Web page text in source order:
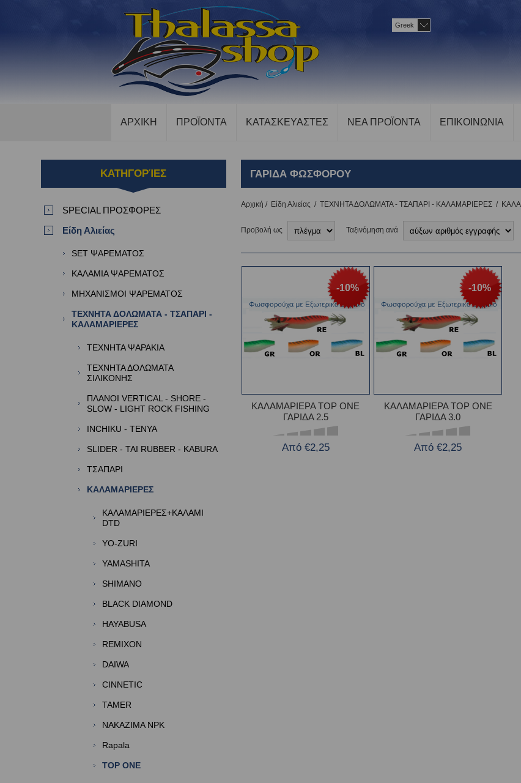
Greek
ΑΡΧΙΚΗ ΠΡΟΪΟΝΤΑ ΚΑΤΑΣΚΕΥΑΣΤΕΣ ΝΕΑ ΠΡΟΪΟΝΤΑ ΕΠΙΚΟΙΝΩΝΙΑ
ΓΑΡΙΔΑ ΦΩΣΦΟΡΟΥ
Αρχική / Είδη Αλιείας / ΤΕΧΝΗΤΑ ΔΟΛΩΜΑΤΑ - ΤΣΑΠΑΡΙ - ΚΑΛΑΜΑΡΙΕΡΕΣ /
Προβολή ως Ταξινόμηση ανά
-10%
ΚΑΛΑΜΑΡΙΕΡΑ TOP ONE
ΓΑΡΙΔΑ 2.5
Από €2,25
-10%
ΚΑΛΑΜΑΡΙΕΡΑ TOP ONE
ΓΑΡΙΔΑ 3.0
Από €2,25
ΚΑΤΗΓΟΡΊΕΣ
SPECIAL ΠΡΟΣΦΟΡΕΣ
Είδη Αλιείας
SET ΨΑΡΕΜΑΤΟΣ
ΚΑΛΑΜΙΑ ΨΑΡΕΜΑΤΟΣ
ΜΗΧΑΝΙΣΜΟΙ ΨΑΡΕΜΑΤΟΣ
ΤΕΧΝΗΤΑ ΔΟΛΩΜΑΤΑ - ΤΣΑΠΑΡΙ -
ΚΑΛΑΜΑΡΙΕΡΕΣ
ΤΕΧΝΗΤΑ ΨΑΡΑΚΙΑ
ΤΕΧΝΗΤΑ ΔΟΛΩΜΑΤΑ
ΣΙΛΙΚΟΝΗΣ
ΠΛΑΝΟΙ VERTICAL - SHORE -
SLOW - LIGHT ROCK FISHING
INCHIKU - TENYA
SLIDER - TAI RUBBER - KABURA
TΣΑΠΑΡΙ
ΚΑΛΑΜΑΡΙΕΡΕΣ
ΚΑΛΑΜΑΡΙΕΡΕΣ+ΚΑΛΑΜΙ
DTD
YO-ZURI
YAMASHITA
SHIMANO
BLACK DIAMOND
HAYABUSA
REMIXON
DAIWA
CINNETIC
TAMER
NAKAZIMA NPK
Rapala
TOP ONE